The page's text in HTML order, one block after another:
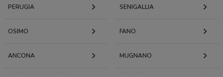
PERUGIA SENIGALLIA
OSIMO FANO
ANCONA MUGNANO